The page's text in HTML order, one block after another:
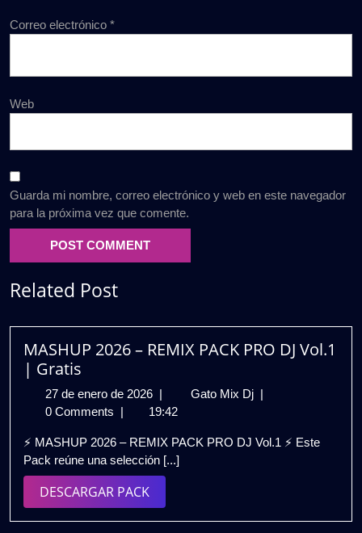
Correo electrónico *
Web
Guarda mi nombre, correo electrónico y web en este navegador
para la próxima vez que comente.
Related Post
MASHUP 2026 – REMIX PACK PRO DJ Vol.1
| Gratis
27 de enero de 2026 27
de
de
2026
Gato Mix Dj MASHUP
REMIX
Vol.1
0 Comments
19:42
⚡ MASHUP 2026 – REMIX PACK PRO DJ Vol.1 ⚡ Este
Pack reúne una selección [...]
DESCARGAR PACKDESCARGAR
PACK